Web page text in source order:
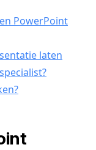
PowerPoint
laten